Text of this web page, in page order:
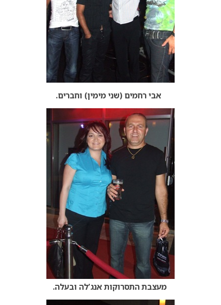
אבי רחמים (שני מימין) וחברים.
מעצבת התסרוקות אנג’לה ובעלה.